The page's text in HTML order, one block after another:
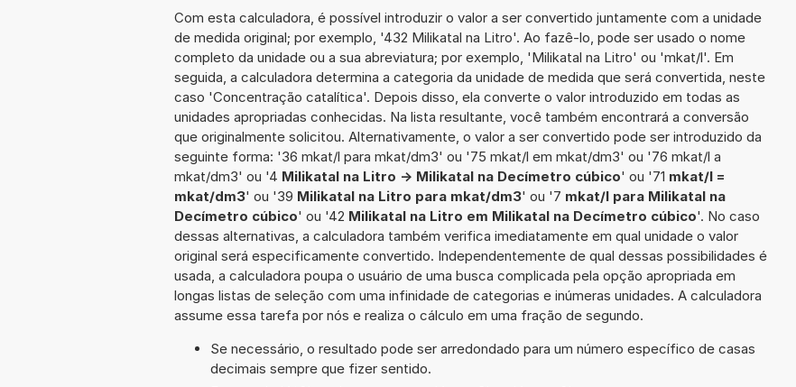
Com esta calculadora, é possível introduzir o valor a ser convertido juntamente com a unidade
de medida original; por exemplo, '432 Milikatal na Litro'. Ao fazê-lo, pode ser usado o nome
completo da unidade ou a sua abreviatura; por exemplo, 'Milikatal na Litro' ou 'mkat/l'. Em
seguida, a calculadora determina a categoria da unidade de medida que será convertida, neste
caso 'Concentração catalítica'. Depois disso, ela converte o valor introduzido em todas as
unidades apropriadas conhecidas. Na lista resultante, você também encontrará a conversão
que originalmente solicitou. Alternativamente, o valor a ser convertido pode ser introduzido da
seguinte forma: '36 mkat/l para mkat/dm3' ou '75 mkat/l em mkat/dm3' ou '76 mkat/l a
mkat/dm3' ou '4 Milikatal na Litro -> Milikatal na Decímetro cúbico' ou '71 mkat/l =
mkat/dm3' ou '39 Milikatal na Litro para mkat/dm3' ou '7 mkat/l para Milikatal na
Decímetro cúbico' ou '42 Milikatal na Litro em Milikatal na Decímetro cúbico'. No caso
dessas alternativas, a calculadora também verifica imediatamente em qual unidade o valor
original será especificamente convertido. Independentemente de qual dessas possibilidades é
usada, a calculadora poupa o usuário de uma busca complicada pela opção apropriada em
longas listas de seleção com uma infinidade de categorias e inúmeras unidades. A calculadora
assume essa tarefa por nós e realiza o cálculo em uma fração de segundo.
Se necessário, o resultado pode ser arredondado para um número específico de casas
decimais sempre que fizer sentido.